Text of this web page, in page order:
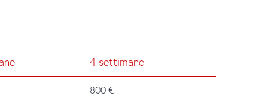
4 settimane
800 €